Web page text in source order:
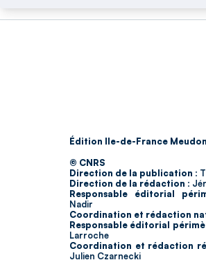
Édition Ile-de-France Meudon
© CNRS
Direction de la publication :
Direction de la rédaction :
Responsable éditorial
Nadir
Coordination et rédaction
Responsable éditorial
Larroche
Coordination et rédaction
Julien Czarnecki